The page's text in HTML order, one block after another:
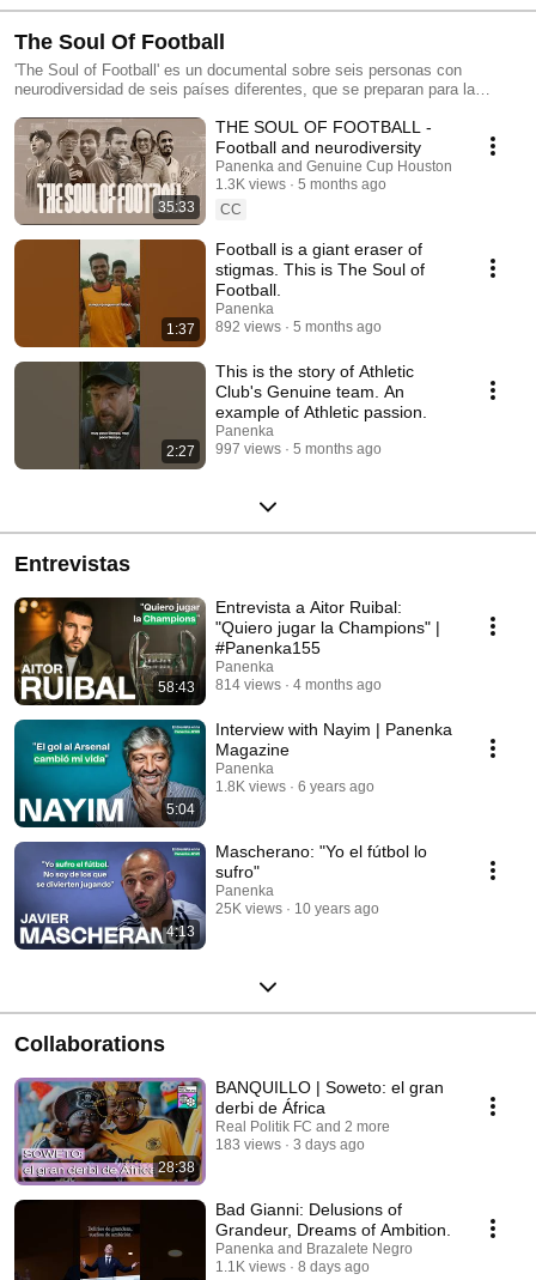
The Soul Of Football
'The Soul of Football' es un documental sobre seis personas con
neurodiversidad de seis países diferentes, que se preparan para la
disputado en Houston que reúne a 38 equipos de más de 22 países,
compuestos por deportistas con discapacidad intelectual. Este
documental se centra específicamente en Boca Juniors, Athletic Club,
Inter Miami CF, Manchester United, FC Seoul y la selección nacional de
Bangladés. A través de seis historias, exploramos los mayores desafíos
que enfrentan las personas con neurodiversidad y cómo el fútbol puede
ser una herramienta de apoyo para estas comunidades. El documental
cuenta con la participación de Huda Zoghbi, la reconocida profesora del
Baylor College of Medicine, y Linda Mastandrea, directora sénior de
Accesibilidad y Protección de la Copa Mundial de la FIFA 2026.
35:33
THE SOUL OF FOOTBALL -
Football and neurodiversity
Panenka and Genuine Cup Houston
1.3K views
5 months ago
CC
1:37
Football is a giant eraser of
stigmas. This is The Soul of
Football.
Panenka
892 views
5 months ago
2:27
This is the story of Athletic
Club's Genuine team. An
example of Athletic passion.
Panenka
997 views
5 months ago
Entrevistas
58:43
Entrevista a Aitor Ruibal:
"Quiero jugar la Champions" |
#Panenka155
Panenka
814 views
4 months ago
5:04
Interview with Nayim | Panenka
Magazine
Panenka
1.8K views
6 years ago
4:13
Mascherano: "Yo el fútbol lo
sufro"
Panenka
25K views
10 years ago
Collaborations
28:38
BANQUILLO | Soweto: el gran
derbi de África
Real Politik FC and 2 more
183 views
3 days ago
Bad Gianni: Delusions of
Grandeur, Dreams of Ambition.
Panenka and Brazalete Negro
1.1K views
8 days ago